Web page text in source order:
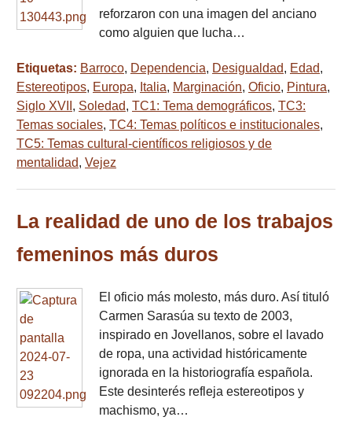
reforzaron con una imagen del anciano
como alguien que lucha…
Etiquetas: Barroco, Dependencia, Desigualdad, Edad,
Estereotipos, Europa, Italia, Marginación, Oficio, Pintura,
Siglo XVII , Soledad, TC1: Tema demográficos, TC3:
Temas sociales, TC4: Temas políticos e institucionales,
TC5: Temas cultural-científicos religiosos y de
mentalidad, Vejez
La realidad de uno de los trabajos
femeninos más duros
El oficio más molesto, más duro. Así tituló
Carmen Sarasúa su texto de 2003,
inspirado en Jovellanos, sobre el lavado
de ropa, una actividad históricamente
ignorada en la historiografía española.
Este desinterés refleja estereotipos y
machismo, ya…